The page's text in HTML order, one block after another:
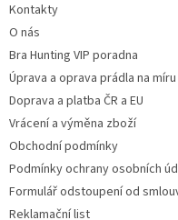
Kontakty
O nás
Bra Hunting VIP poradna
Úprava a oprava prádla na míru
Doprava a platba ČR a EU
Vrácení a výměna zboží
Obchodní podmínky
Podmínky ochrany osobních
Formulář odstoupení od
Reklamační list